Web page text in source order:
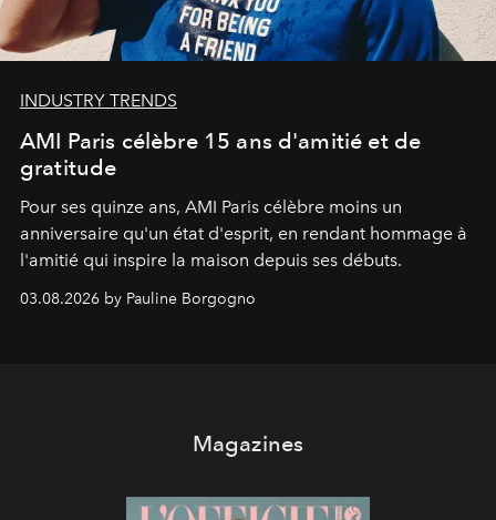
INDUSTRY TRENDS
AMI Paris célèbre 15 ans d'amitié et de
gratitude
Pour ses quinze ans, AMI Paris célèbre moins un
anniversaire qu'un état d'esprit, en rendant hommage à
l'amitié qui inspire la maison depuis ses débuts.
03.08.2026 by Pauline Borgogno
Magazines